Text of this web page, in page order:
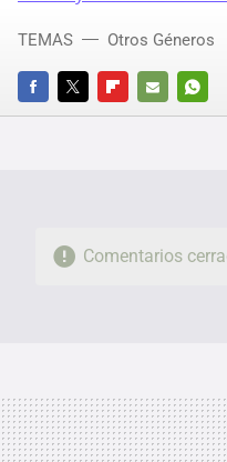
FACEBOOKTWITTERFLIPBOARD
E-
TEMAS Otros Géneros
Comentarios